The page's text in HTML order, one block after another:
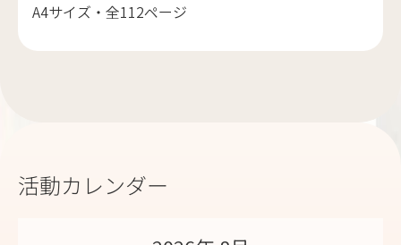
A4サイズ・全112ページ
活動カレンダー